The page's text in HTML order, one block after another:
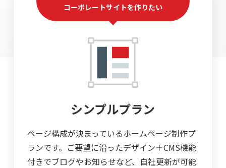
コーポレートサイトを作りたい
シンプルプラン
ページ構成が決まっているホームページ制作プ
ランです。ご要望に沿ったデザイン＋CMS機能
付きでブログやお知らせなど、自社更新が可能